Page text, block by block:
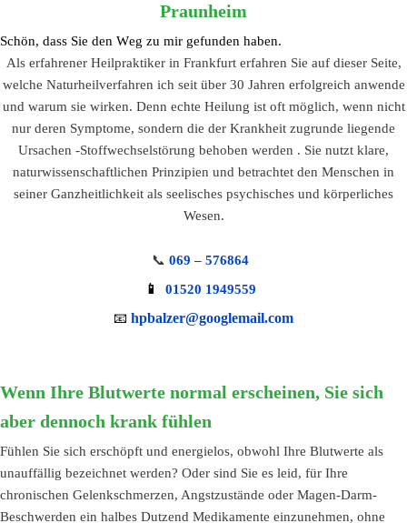
Praunheim
Schön, dass Sie den Weg zu mir gefunden haben.
Als erfahrener Heilpraktiker in Frankfurt erfahren Sie auf dieser Seite,
welche Naturheilverfahren ich seit über 30 Jahren erfolgreich anwende
und warum sie wirken. Denn echte Heilung ist oft möglich, wenn nicht
nur deren Symptome, sondern die der Krankheit zugrunde liegende
Ursachen -Stoffwechselstörung behoben werden . Sie nutzt klare,
naturwissenschaftlichen Prinzipien und betrachtet den Menschen in
seiner Ganzheitlichkeit als seelisches psychisches und körperliches
Wesen.
📞 069 – 576864
📱
01520 1949559
📧 hpbalzer@googlemail.com
Wenn Ihre Blutwerte normal erscheinen, Sie sich
aber dennoch krank fühlen
Fühlen Sie sich erschöpft und energielos, obwohl Ihre Blutwerte als
unauffällig bezeichnet werden? Oder sind Sie es leid, für Ihre
chronischen Gelenkschmerzen, Angstzustände oder Magen-Darm-
Beschwerden ein halbes Dutzend Medikamente einzunehmen, ohne